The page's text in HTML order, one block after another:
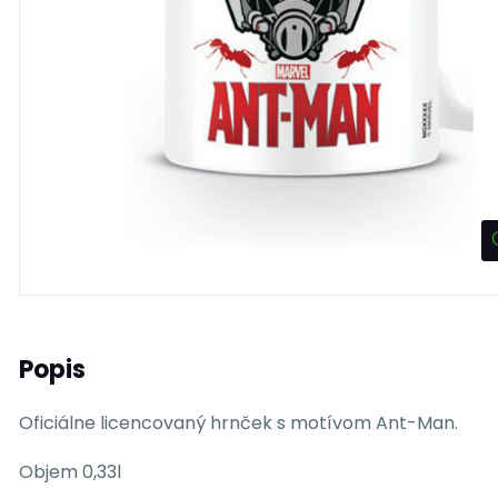
Popis
Oficiálne licencovaný hrnček s motívom Ant-Man.
Objem 0,33l